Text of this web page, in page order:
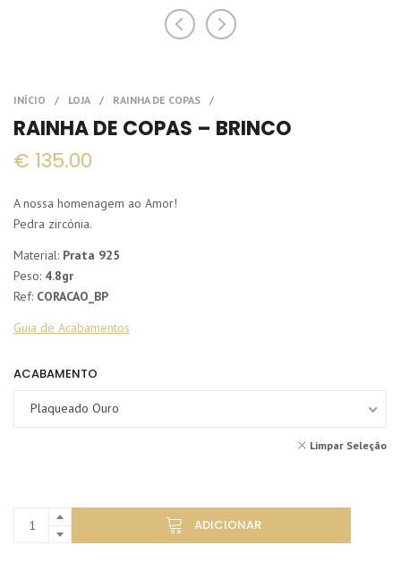
RAINHA DE COPAS – BRINCO
€ 135.00
A nossa homenagem ao Amor!
Pedra zircónia.
Material: Prata 925
Peso: 4.8gr
Ref: CORACAO_BP
Guia de Acabamentos
ACABAMENTO
Plaqueado Ouro
Limpar Seleção
ADICIONAR